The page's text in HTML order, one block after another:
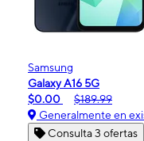
Samsung
Galaxy A16 5G
$0.00
$189.99
Generalmente en
Consulta 3 ofertas